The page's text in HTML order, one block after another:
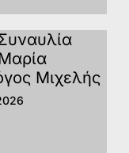
Μιχελής